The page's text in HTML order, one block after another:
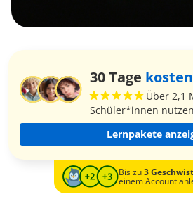
30 Tage
Über 2,1
Schüler*innen
Lernpakete
Bis zu3
einem Account